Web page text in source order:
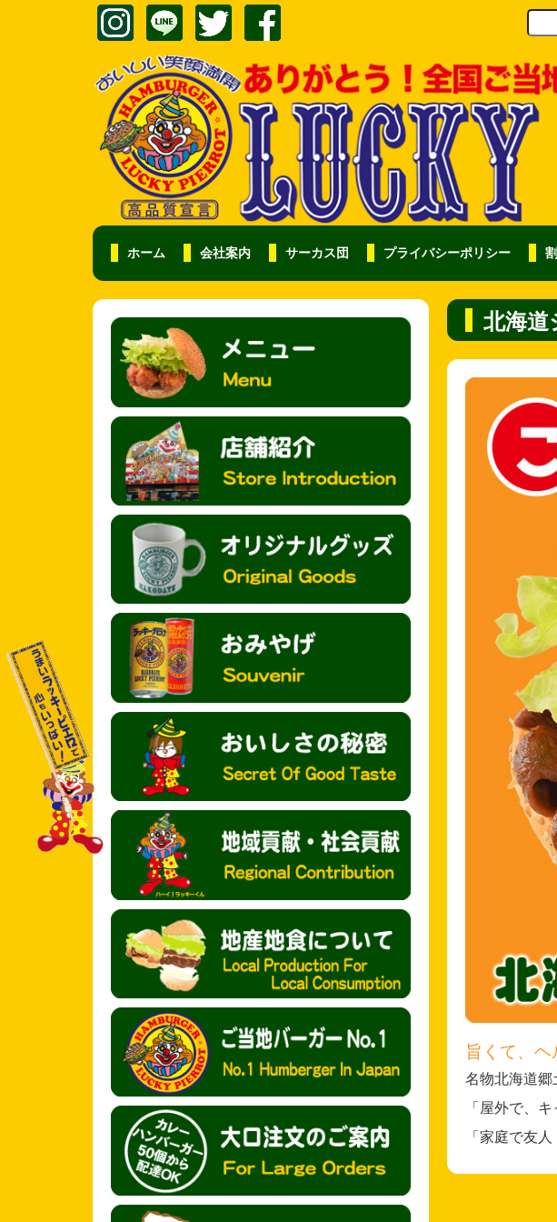
ホーム 会社案内 サーカス団 プライバシーポリシー
北海
旨くて、ヘ
名物北海道
「屋外で、
「家庭で友